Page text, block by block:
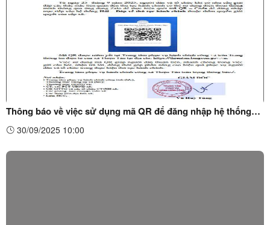
Thông báo về việc sử dụng mã QR để đăng nhập hệ thống
hỏi đáp thủ tục hành chính
30/09/2025 10:00